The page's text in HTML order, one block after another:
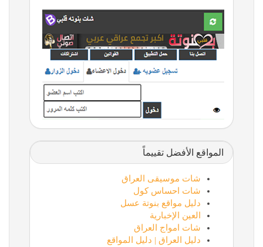
المواقع الأفضل تقييماً
شات موسيقى العراق
شات احساس كول
دليل مواقع بنوتة عسل
العين الإخبارية
شات امواج العراق
دليل العراق | دليل المواقع